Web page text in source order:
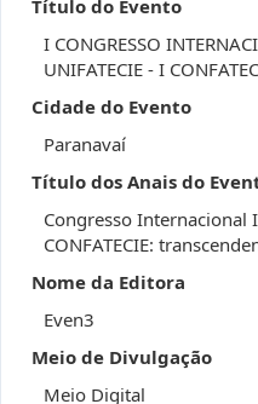
Título do Evento
I CONGRESSO
UNIFATECIE - I
Cidade do Evento
Paranavaí
Título dos Anais do
Congresso Internacional
CONFATECIE:
Nome da Editora
Even3
Meio de Divulgação
Meio Digital